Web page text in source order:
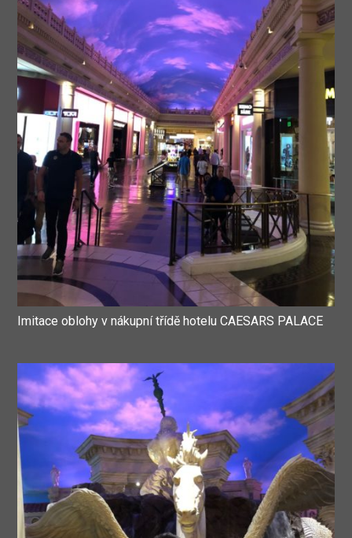
Imitace oblohy v nákupní třídě hotelu CAESARS PALACE